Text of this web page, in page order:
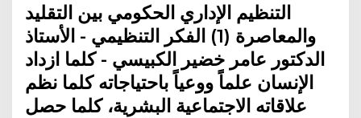
التنظيم الإداري الحكومي بين التقليد
والمعاصرة (1) الفكر التنظيمي - الأستاذ
الدكتور عامر خضير الكبيسي - كلما ازداد
الإنسان علماً ووعياً باحتياجاته كلما نظم
علاقاته الاجتماعية البشرية، كلما حصل